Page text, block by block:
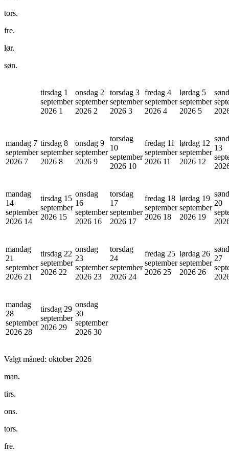
tors.
fre.
lør.
søn.
tirsdag 1
september
2026 1
onsdag 2
september
2026 2
torsdag 3
september
2026 3
fredag 4
september
2026 4
lørdag 5
september
2026 5
mandag 7
september
2026 7
tirsdag 8
september
2026 8
onsdag 9
september
2026 9
torsdag
10
september
2026 10
fredag 11
september
2026 11
lørdag 12
september
2026 12
13
mandag
14
september
2026 14
tirsdag 15
september
2026 15
onsdag
16
september
2026 16
torsdag
17
september
2026 17
fredag 18
september
2026 18
lørdag 19
september
2026 19
20
mandag
21
september
2026 21
tirsdag 22
september
2026 22
onsdag
23
september
2026 23
torsdag
24
september
2026 24
fredag 25
september
2026 25
lørdag 26
september
2026 26
27
mandag
28
september
2026 28
tirsdag 29
september
2026 29
onsdag
30
september
2026 30
Valgt måned: oktober 2026
man.
tirs.
ons.
tors.
fre.